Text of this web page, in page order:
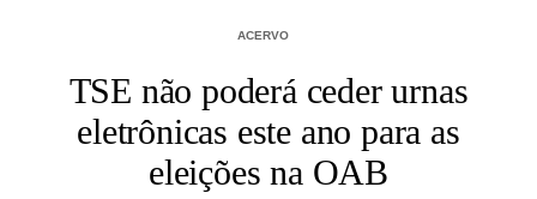
ACERVO
TSE não poderá ceder urnas
eletrônicas este ano para as
eleições na OAB